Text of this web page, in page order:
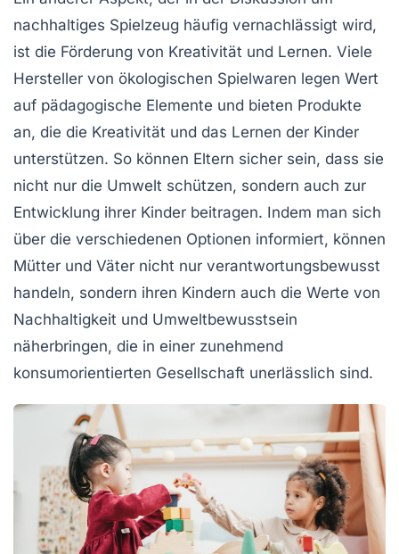
nachhaltiges Spielzeug häufig vernachlässigt wird,
ist die Förderung von Kreativität und Lernen. Viele
Hersteller von ökologischen Spielwaren legen Wert
auf pädagogische Elemente und bieten Produkte
an, die die Kreativität und das Lernen der Kinder
unterstützen. So können Eltern sicher sein, dass sie
nicht nur die Umwelt schützen, sondern auch zur
Entwicklung ihrer Kinder beitragen. Indem man sich
über die verschiedenen Optionen informiert, können
Mütter und Väter nicht nur verantwortungsbewusst
handeln, sondern ihren Kindern auch die Werte von
Nachhaltigkeit und Umweltbewusstsein
näherbringen, die in einer zunehmend
konsumorientierten Gesellschaft unerlässlich sind.